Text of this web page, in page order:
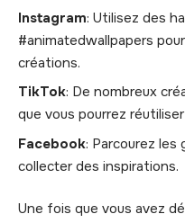
Instagram: Utilisez des
#animatedwallpapers
créations.
TikTok: De nombreux
que vous pourrez
Facebook: Parcourez les
collecter des inspirations.
Une fois que vous avez